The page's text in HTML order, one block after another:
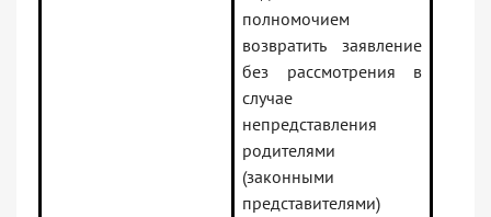
полномочием
возвратить заявление
без рассмотрения в
случае
непредставления
родителями
(законными
представителями)